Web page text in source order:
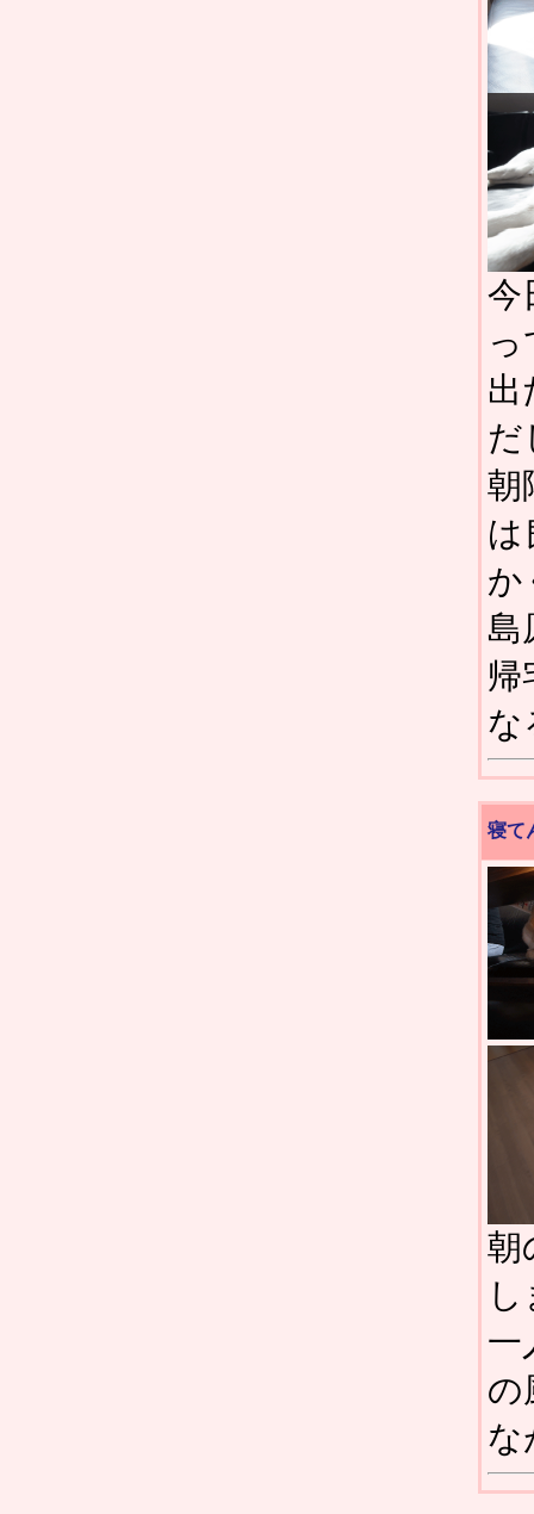
今
出
だ
朝
は
か
島
帰
な
寝て
朝
一
の
な